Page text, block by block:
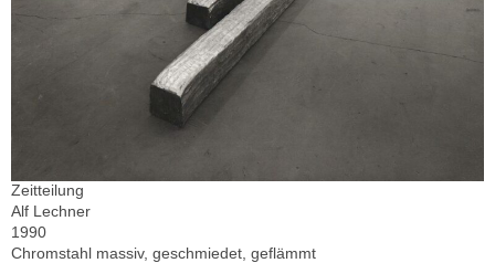
Zeitteilung
Alf Lechner
1990
Chromstahl massiv, geschmiedet, geflämmt